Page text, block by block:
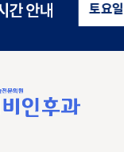
후 16:00 점심시간